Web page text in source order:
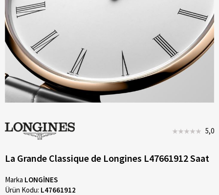
5,0
La Grande Classique de Longines L47661912 Saat
Marka LONGİNES
Ürün Kodu: L47661912